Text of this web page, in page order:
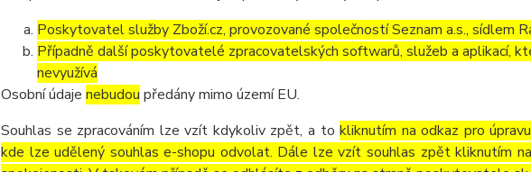
Poskytovatel služby Zboží.cz, provozované společností Seznam a.s., sídlem
Případně další poskytovatelé zpracovatelských softwarů, služeb a aplikací,
nevyužívá
Osobní údaje nebudou předány mimo území EU.
Souhlas se zpracováním lze vzít kdykoliv zpět, a tokliknutím na odkaz pro
kde lze udělený souhlas e-shopu odvolat. Dále lze vzít souhlas zpět kliknutím